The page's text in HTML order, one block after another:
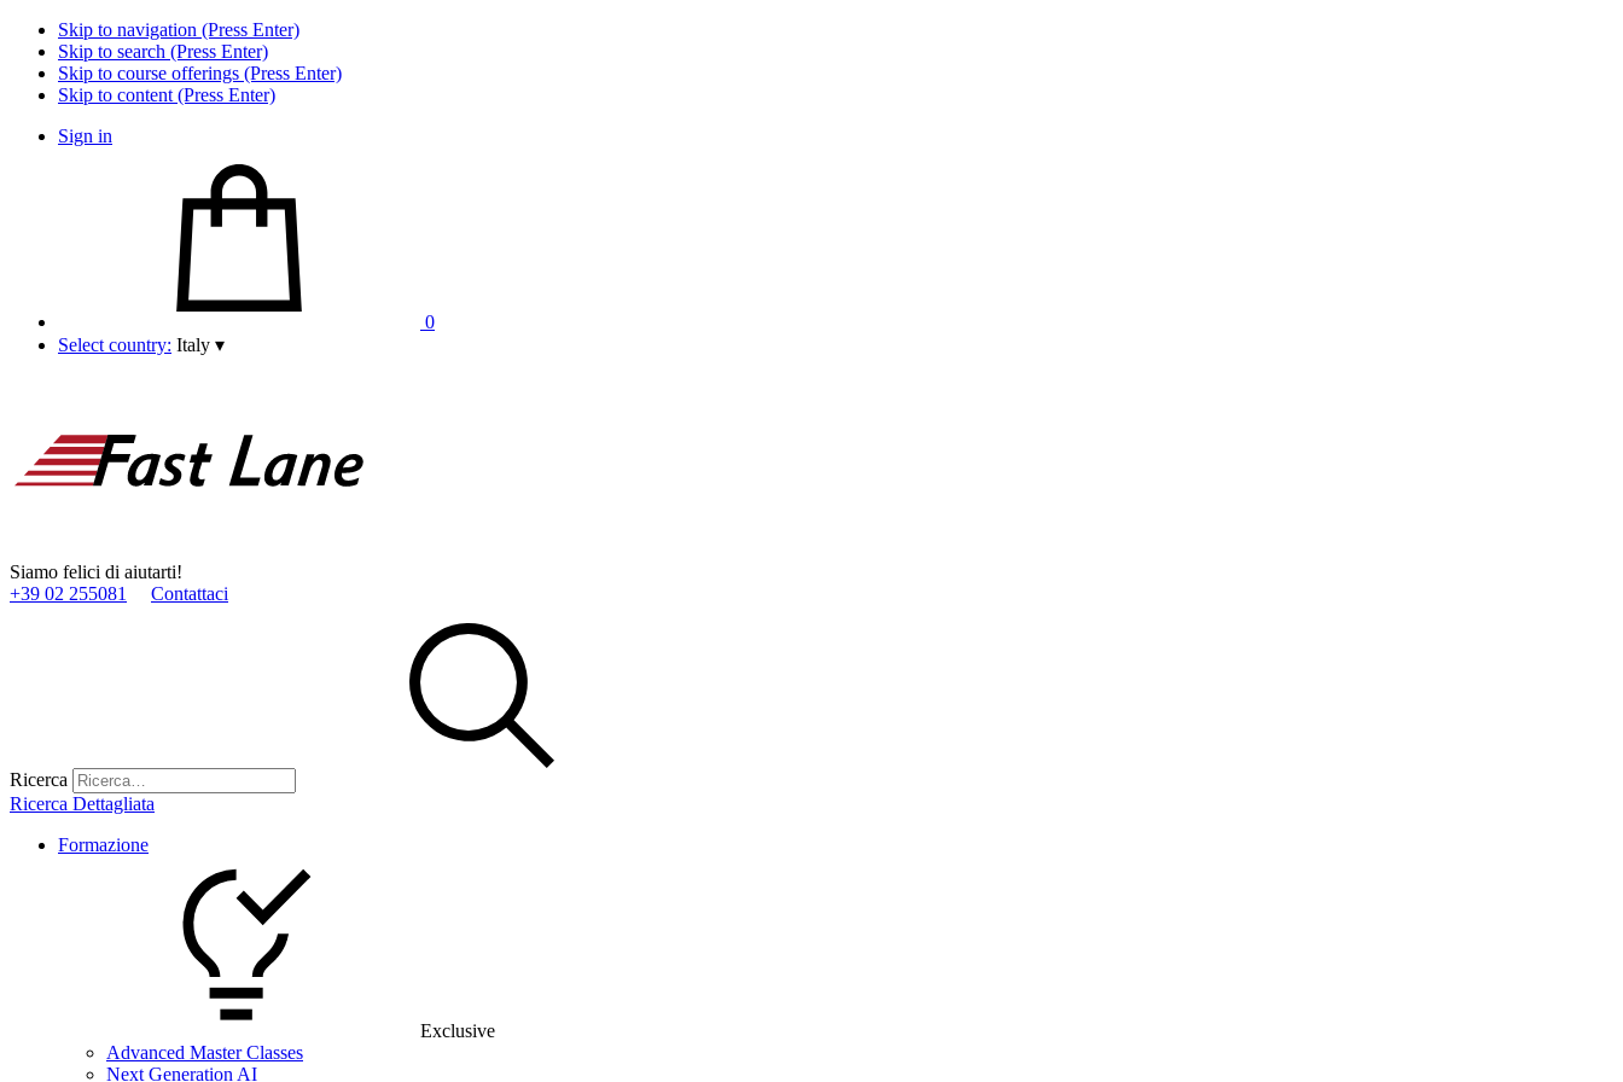
Skip to navigation (Press Enter)
Skip to search (Press Enter)
Skip to course offerings (Press Enter)
Skip to content (Press Enter)
Sign in
0
Select country: Italy ▾
Siamo felici di aiutarti!
+39 02 255081
Contattaci
Ricerca
Ricerca Dettagliata
Formazione
Exclusive
Advanced Master Classes
Next Generation AI